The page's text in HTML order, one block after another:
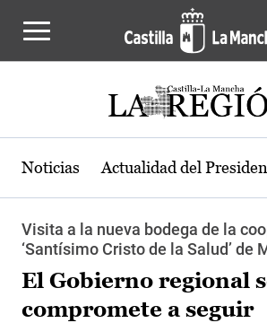
Noticias Actualidad del
Visita a la nueva bodega de la
‘Santísimo Cristo de la Salud’ de
El Gobierno regional
compromete a seguir